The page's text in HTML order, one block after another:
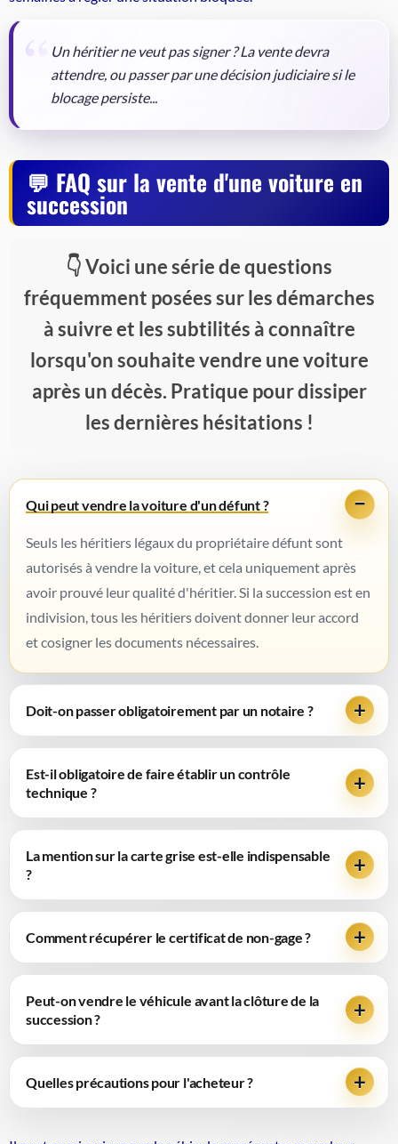
Un héritier ne veut pas signer ? La vente devra
attendre, ou passer par une décision judiciaire si le
blocage persiste...
FAQ sur la vente d'une voiture en
succession
Voici une série de questions
fréquemment posées sur les démarches
à suivre et les subtilités à connaître
lorsqu'on souhaite vendre une voiture
après un décès. Pratique pour dissiper
les dernières hésitations !
Qui peut vendre la voiture d'un défunt ?
Seuls les héritiers légaux du propriétaire défunt sont
autorisés à vendre la voiture, et cela uniquement après
avoir prouvé leur qualité d'héritier. Si la succession est en
indivision, tous les héritiers doivent donner leur accord
et cosigner les documents nécessaires.
Doit-on passer obligatoirement par un notaire ?
Est-il obligatoire de faire établir un contrôle
technique ?
La mention sur la carte grise est-elle indispensable
?
Comment récupérer le certificat de non-gage ?
Peut-on vendre le véhicule avant la clôture de la
succession ?
Quelles précautions pour l'acheteur ?